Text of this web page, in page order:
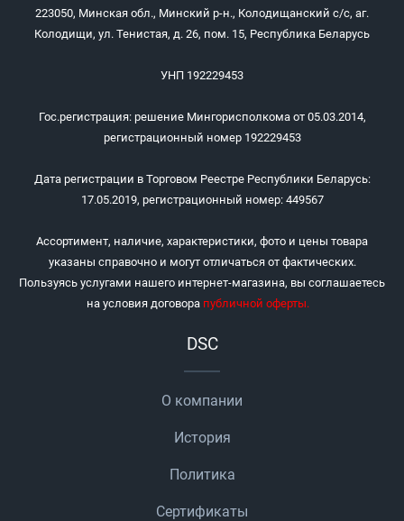
223050, Минская обл., Минский р-н., Колодищанский с/с, аг.
Колодищи, ул. Тенистая, д. 26, пом. 15, Республика Беларусь
УНП 192229453
Гос.регистрация: решение Мингорисполкома от 05.03.2014,
регистрационный номер 192229453
Дата регистрации в Торговом Реестре Республики Беларусь:
17.05.2019, регистрационный номер: 449567
Ассортимент, наличие, характеристики, фото и цены товара
указаны справочно и могут отличаться от фактических.
Пользуясь услугами нашего интернет-магазина, вы соглашаетесь
на условия договора публичной оферты.
DSC
О компании
История
Политика
Сертификаты